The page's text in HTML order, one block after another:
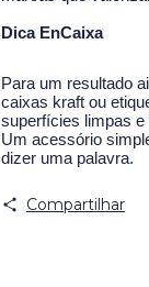
Dica EnCaixa
Para um resultado
caixas kraft ou
superfícies limpas
Um acessório
dizer uma palavra.
Compartilhar